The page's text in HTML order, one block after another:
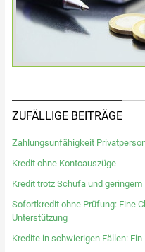
ZUFÄLLIGE BEITRÄGE
Zahlungsunfähigkeit
Kredit ohne Kontoauszüge
Kredit trotz Schufa und geringem
Sofortkredit ohne Prüfung: Eine
Unterstützung
Kredite in schwierigen Fällen: